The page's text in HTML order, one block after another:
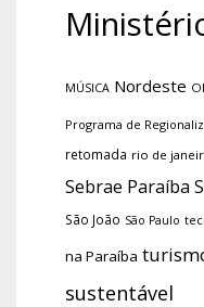
MÚSICA Nordeste
Programa de
retomada rio de
Sebrae Paraíba
São João São Paulo
na Paraíba
sustentável